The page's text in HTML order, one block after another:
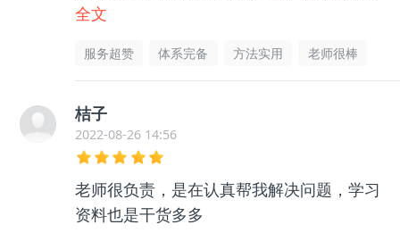
要解决的点，我照着做，真的让我不再那么
全文
服务超赞 体系完备 方法实用 老师很棒
桔子
2022-08-26 14:56
老师很负责，是在认真帮我解决问题，学习
资料也是干货多多